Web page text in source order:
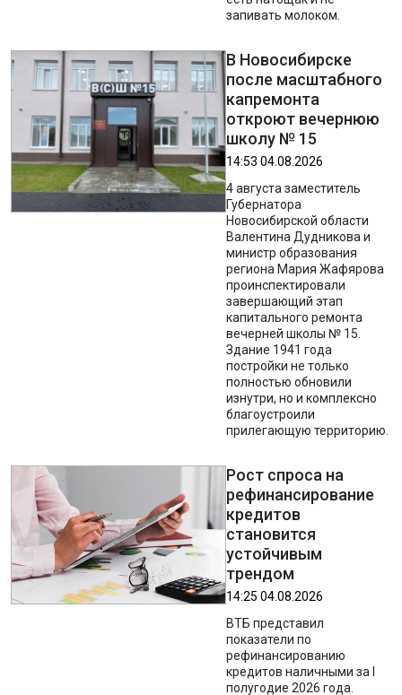
запивать молоком.
В Новосибирске
после масштабного
капремонта
откроют вечернюю
школу № 15
14:53 04.08.2026
4 августа заместитель
Губернатора
Новосибирской области
Валентина Дудникова и
министр образования
региона Мария Жафярова
проинспектировали
завершающий этап
капитального ремонта
вечерней школы № 15.
Здание 1941 года
постройки не только
полностью обновили
изнутри, но и комплексно
благоустроили
прилегающую территорию.
Рост спроса на
рефинансирование
кредитов
становится
устойчивым
трендом
14:25 04.08.2026
ВТБ представил
показатели по
рефинансированию
кредитов наличными за I
полугодие 2026 года.